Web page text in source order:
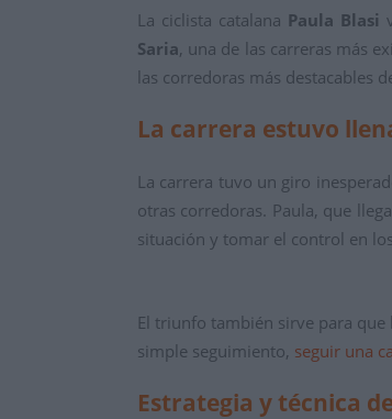
La ciclista catalana Paula Blasi
Saria, una de las carreras más
las corredoras más destacables
La carrera estuvo
La carrera tuvo un giro
otras corredoras. Paula, que
situación y tomar el control en
El triunfo también sirve para
simple seguimiento, seguir una
Estrategia y técnica